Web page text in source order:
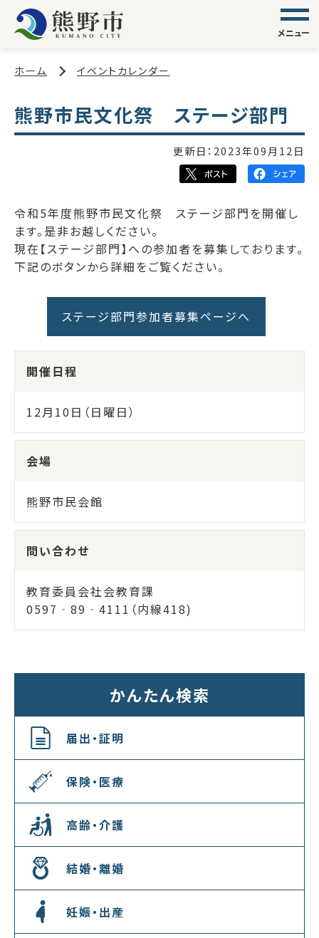
メニュー
ホーム イベントカレンダー
熊野市民文化祭 ステージ部門
更新日： 2023年09月12日
令和5年度熊野市民文化祭 ステージ部門を開催し
ます。是非お越しください。
現在【ステージ部門】への参加者を募集しております。
下記のボタンから詳細をご覧ください。
ステージ部門参加者募集ページへ
開催日程
12月10日（日曜日）
会場
熊野市民会館
問い合わせ
教育委員会社会教育課
0597‐89‐4111（内線418)
かんたん検索
届出・証明
保険・医療
高齢・介護
結婚・離婚
妊娠・出産